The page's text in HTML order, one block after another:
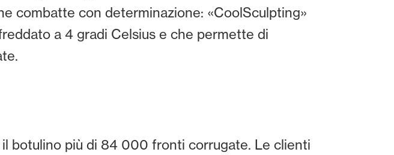
combatte con determinazione: «CoolSculpting»
a 4 gradi Celsius e che permette di
botulino più di 84 000 fronti corrugate. Le clienti